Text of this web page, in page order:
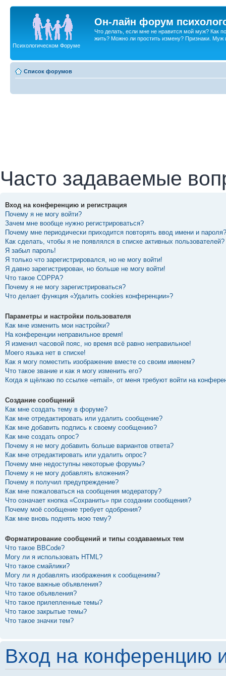
Он-лайн форум
Что делать, если мне не нравится мой муж? Как
жить? Можно ли простить измену? Признаки. Муж
Психологическом Форуме
Список форумов
Часто задаваемые
Вход на конференцию и регистрация
Почему я не могу войти?
Зачем мне вообще нужно регистрироваться?
Почему мне периодически приходится повторять ввод имени и пароля?
Как сделать, чтобы я не появлялся в списке активных пользователей?
Я забыл пароль!
Я только что зарегистрировался, но не могу войти!
Я давно зарегистрирован, но больше не могу войти!
Что такое COPPA?
Почему я не могу зарегистрироваться?
Что делает функция «Удалить cookies конференции»?
Параметры и настройки пользователя
Как мне изменить мои настройки?
На конференции неправильное время!
Я изменил часовой пояс, но время всё равно неправильное!
Моего языка нет в списке!
Как я могу поместить изображение вместе со своим именем?
Что такое звание и как я могу изменить его?
Когда я щёлкаю по ссылке «email», от меня требуют войти на
Создание сообщений
Как мне создать тему в форуме?
Как мне отредактировать или удалить сообщение?
Как мне добавить подпись к своему сообщению?
Как мне создать опрос?
Почему я не могу добавить больше вариантов ответа?
Как мне отредактировать или удалить опрос?
Почему мне недоступны некоторые форумы?
Почему я не могу добавлять вложения?
Почему я получил предупреждение?
Как мне пожаловаться на сообщения модератору?
Что означает кнопка «Сохранить» при создании сообщения?
Почему моё сообщение требует одобрения?
Как мне вновь поднять мою тему?
Форматирование сообщений и типы создаваемых тем
Что такое BBCode?
Могу ли я использовать HTML?
Что такое смайлики?
Могу ли я добавлять изображения к сообщениям?
Что такое важные объявления?
Что такое объявления?
Что такое прилепленные темы?
Что такое закрытые темы?
Что такое значки тем?
Вход на конференцию